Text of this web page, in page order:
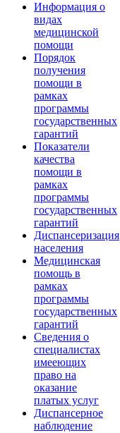
Информация о
видах
медицинской
помощи
Порядок
получения
помощи в
рамках
программы
государственных
гарантий
Показатели
качества
помощи в
рамках
программы
государственных
гарантий
Диспансеризация
населения
Медицинская
помощь в
рамках
программы
государственных
гарантий
Сведения о
специалистах
имееющих
право на
оказание
платых услуг
Диспансерное
наблюдение